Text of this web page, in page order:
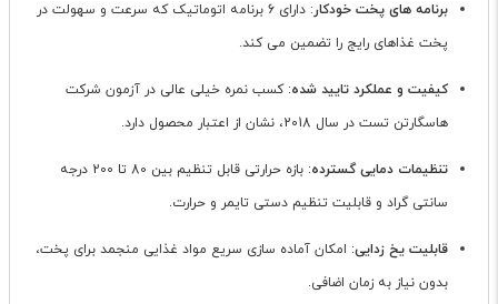
برنامه های پخت خودکار
: دارای 6 برنامه اتوماتیک که سرعت و سهولت در
پخت غذاهای رایج را تضمین می کند.
کیفیت و عملکرد تایید شده: کسب نمره خیلی عالی در آزمون شرکت
هاسگارتن تست در سال 2018، نشان از اعتبار محصول دارد.
تنظیمات دمایی گسترده
: بازه حرارتی قابل تنظیم بین 80 تا 200 درجه
سانتی گراد و قابلیت تنظیم دستی تایمر و حرارت.
قابلیت یخ زدایی: امکان آماده سازی سریع مواد غذایی منجمد برای پخت،
بدون نیاز به زمان اضافی.